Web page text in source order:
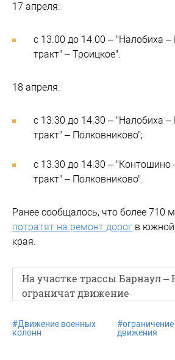
17 апреля:
с 13.00 до 14.00 – "Налобиха –
тракт" – Троицкое".
18 апреля:
с 13.30 до 14.30 – "Налобиха –
тракт" – Полковниково";
с 13.30 до 14.30 – "Контошино
тракт" – Полковниково".
Ранее сообщалось, что более 710
потратят на ремонт дорог в южной
края.
На участке трассы Барнаул –
ограничат движение
#Движение военных
колонн
#ограничение
движения